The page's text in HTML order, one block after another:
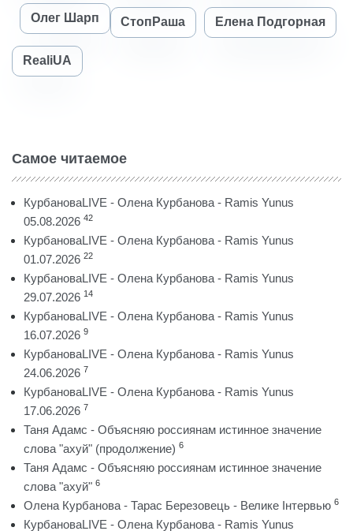
Олег Шарп СтопРаша Елена Подгорная
RealiUA
Самое читаемое
КурбановаLIVE - Олена Курбанова - Ramis Yunus
05.08.2026 42
КурбановаLIVE - Олена Курбанова - Ramis Yunus
01.07.2026 22
КурбановаLIVE - Олена Курбанова - Ramis Yunus
29.07.2026 14
КурбановаLIVE - Олена Курбанова - Ramis Yunus
16.07.2026 9
КурбановаLIVE - Олена Курбанова - Ramis Yunus
24.06.2026 7
КурбановаLIVE - Олена Курбанова - Ramis Yunus
17.06.2026 7
Таня Адамс - Объясняю россиянам истинное значение
слова "ахуй" (продолжение) 6
Таня Адамс - Объясняю россиянам истинное значение
слова "ахуй" 6
Олена Курбанова - Тарас Березовець - Велике Інтервью 6
КурбановаLIVE - Олена Курбанова - Ramis Yunus